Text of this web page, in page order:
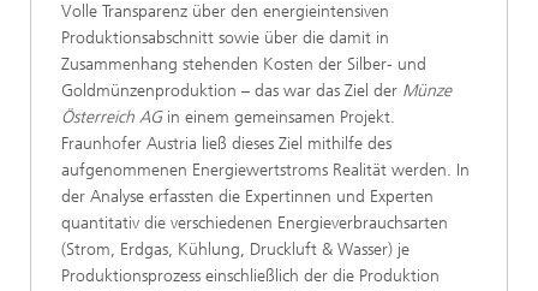
Volle Transparenz über den energieintensiven
Produktionsabschnitt sowie über die damit in
Zusammenhang stehenden Kosten der Silber- und
Goldmünzenproduktion – das war das Ziel der Münze
Österreich AGin einem gemeinsamen Projekt.
Fraunhofer Austria ließ dieses Ziel mithilfe des
aufgenommenen Energiewertstroms Realität werden. In
der Analyse erfassten die Expertinnen und Experten
quantitativ die verschiedenen Energieverbrauchsarten
(Strom, Erdgas, Kühlung, Druckluft & Wasser) je
Produktionsprozess einschließlich der die Produktion